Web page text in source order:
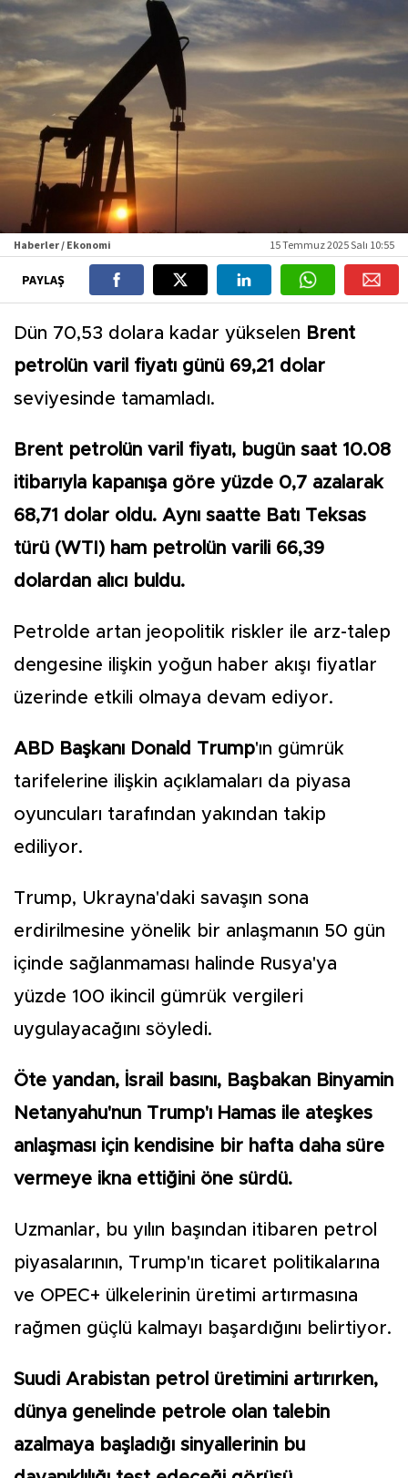
Haberler / Ekonomi 15 Temmuz 2025 Salı 10:55
PAYLAŞ
Dün 70,53 dolara kadar yükselen Brent
petrolün varil fiyatı günü 69,21 dolar
seviyesinde tamamladı.
Brent petrolün varil fiyatı, bugün saat 10.08
itibarıyla kapanışa göre yüzde 0,7 azalarak
68,71 dolar oldu. Aynı saatte Batı Teksas
türü (WTI) ham petrolün varili 66,39
dolardan alıcı buldu.
Petrolde artan jeopolitik riskler ile arz-talep
dengesine ilişkin yoğun haber akışı fiyatlar
üzerinde etkili olmaya devam ediyor.
ABD Başkanı Donald Trump'ın gümrük
tarifelerine ilişkin açıklamaları da piyasa
oyuncuları tarafından yakından takip
ediliyor.
Trump, Ukrayna'daki savaşın sona
erdirilmesine yönelik bir anlaşmanın 50 gün
içinde sağlanmaması halinde Rusya'ya
yüzde 100 ikincil gümrük vergileri
uygulayacağını söyledi.
Öte yandan, İsrail basını, Başbakan Binyamin
Netanyahu'nun Trump'ı Hamas ile ateşkes
anlaşması için kendisine bir hafta daha süre
vermeye ikna ettiğini öne sürdü.
Uzmanlar, bu yılın başından itibaren petrol
piyasalarının, Trump'ın ticaret politikalarına
ve OPEC+ ülkelerinin üretimi artırmasına
rağmen güçlü kalmayı başardığını belirtiyor.
Suudi Arabistan petrol üretimini artırırken,
dünya genelinde petrole olan talebin
azalmaya başladığı sinyallerinin bu